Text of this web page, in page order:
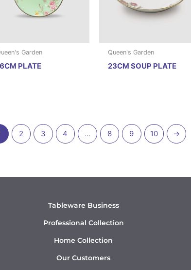
Garden
PLATE
Queen's Garden
23CM SOUP PLATE
2 3 4 … 8 9 10 →
Tableware Business
Professional Collection
Home Collection
Our Customers